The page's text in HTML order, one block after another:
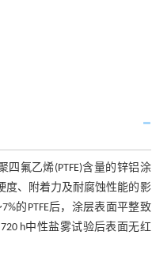
氟乙烯(PTFE)含量的锌铝涂
度、附着力及耐腐蚀性能的影
的PTFE后，涂层表面平整致
h中性盐雾试验后表面无红